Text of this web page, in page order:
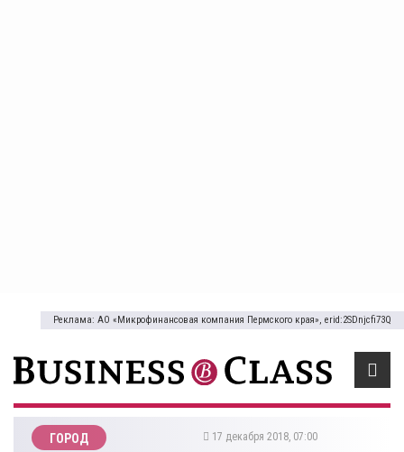
Реклама: АО «Микрофинансовая компания Пермского края», erid:2SDnjcfi73Q
ГОРОД 17 декабря 2018, 07:00